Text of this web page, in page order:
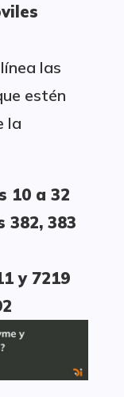
las
estén
la
10 a 32
382, 383
y 7219